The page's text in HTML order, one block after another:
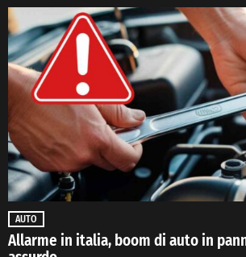
AUTO
Allarme in italia, boom di auto in